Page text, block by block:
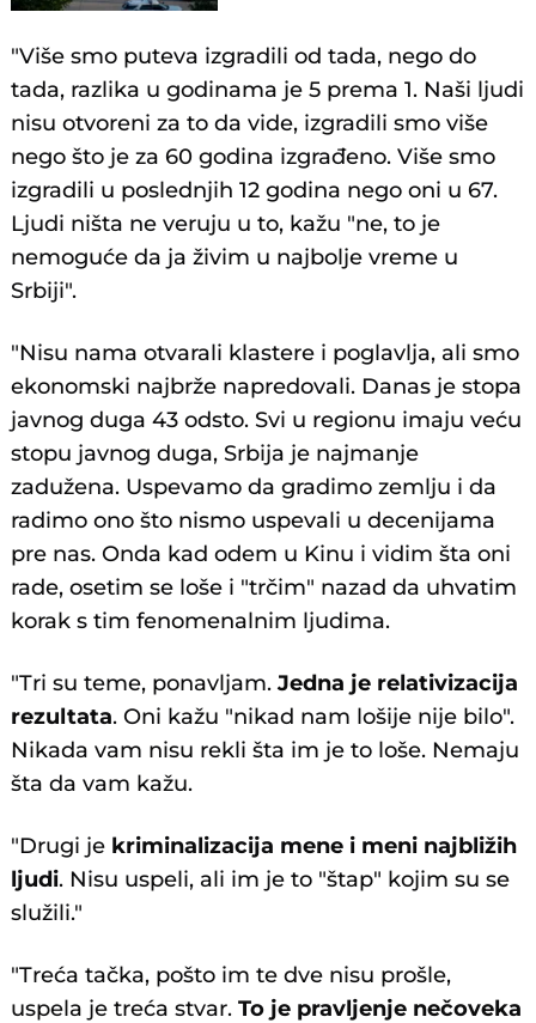
"Više smo puteva izgradili od tada, nego do
tada, razlika u godinama je 5 prema 1. Naši ljudi
nisu otvoreni za to da vide, izgradili smo više
nego što je za 60 godina izgrađeno. Više smo
izgradili u poslednjih 12 godina nego oni u 67.
Ljudi ništa ne veruju u to, kažu "ne, to je
nemoguće da ja živim u najbolje vreme u
Srbiji".
"Nisu nama otvarali klastere i poglavlja, ali smo
ekonomski najbrže napredovali. Danas je stopa
javnog duga 43 odsto. Svi u regionu imaju veću
stopu javnog duga, Srbija je najmanje
zadužena. Uspevamo da gradimo zemlju i da
radimo ono što nismo uspevali u decenijama
pre nas. Onda kad odem u Kinu i vidim šta oni
rade, osetim se loše i "trčim" nazad da uhvatim
korak s tim fenomenalnim ljudima.
"Tri su teme, ponavljam.Jedna je relativizacija
rezultata. Oni kažu "nikad nam lošije nije bilo".
Nikada vam nisu rekli šta im je to loše. Nemaju
šta da vam kažu.
"Drugi je kriminalizacija mene i meni najbližih
ljudi. Nisu uspeli, ali im je to "štap" kojim su se
služili."
"Treća tačka, pošto im te dve nisu prošle,
uspela je treća stvar.To je pravljenje nečoveka